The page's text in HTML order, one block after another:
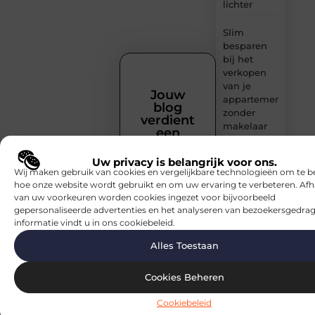
Uw privacy is belangrijk voor ons.
Wij maken gebruik van cookies en vergelijkbare technologieën om te
hoe onze website wordt gebruikt en om uw ervaring te verbeteren.
van uw voorkeuren worden cookies ingezet voor bijvoorbeeld
gepersonaliseerde advertenties en het analyseren van
informatie vindt u in ons cookiebeleid.
Alles Toestaan
Cookies Beheren
Cookiebeleid
lichter
Slim
besparen
bij het
verkopen
van je
appartement
zonder
makelaar
trap op
maat
zonder
gedoe
strategieën:
van
Jouw
blog
verdient
een
Heb jij iets
te delen?
Laat jouw
stem
horen op
Blocs.be.
Publiceer
moeiteloos
je blogs,
inspireer
een breed